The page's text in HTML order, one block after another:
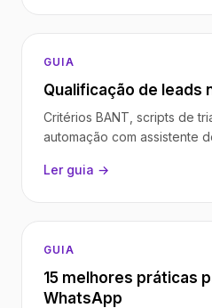
GUIA
Qualificação de leads
Critérios BANT, scripts de
automação com assistente
Ler guia →
GUIA
15 melhores práticas
WhatsApp